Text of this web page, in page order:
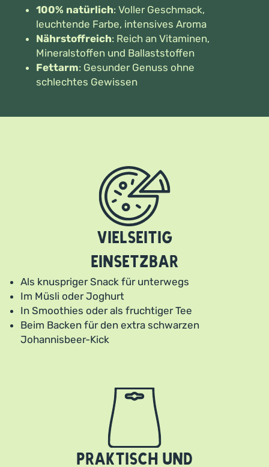
100% natürlich: Voller Geschmack,
leuchtende Farbe, intensives Aroma
Nährstoffreich: Reich an Vitaminen,
Mineralstoffen und Ballaststoffen
Fettarm: Gesunder Genuss ohne
schlechtes Gewissen
Vielseitig
einsetzbar
Als knuspriger Snack für unterwegs
Im Müsli oder Joghurt
In Smoothies oder als fruchtiger Tee
Beim Backen für den extra schwarzen
Johannisbeer-Kick
Praktisch und